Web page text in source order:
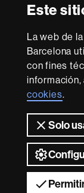
Este
La web de
Barcelona
con fines
cookies.
Solo
Sobre
esta
web Aviso
web
2026